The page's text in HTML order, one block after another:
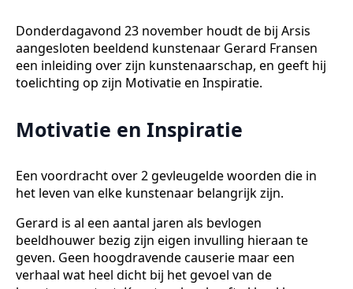
Donderdagavond 23 november houdt de bij Arsis
aangesloten beeldend kunstenaar Gerard Fransen
een inleiding over zijn kunstenaarschap, en geeft hij
toelichting op zijn Motivatie en Inspiratie.
Motivatie en Inspiratie
Een voordracht over 2 gevleugelde woorden die in
het leven van elke kunstenaar belangrijk zijn.
Gerard is al een aantal jaren als bevlogen
beeldhouwer bezig zijn eigen invulling hieraan te
geven. Geen hoogdravende causerie maar een
verhaal wat heel dicht bij het gevoel van de